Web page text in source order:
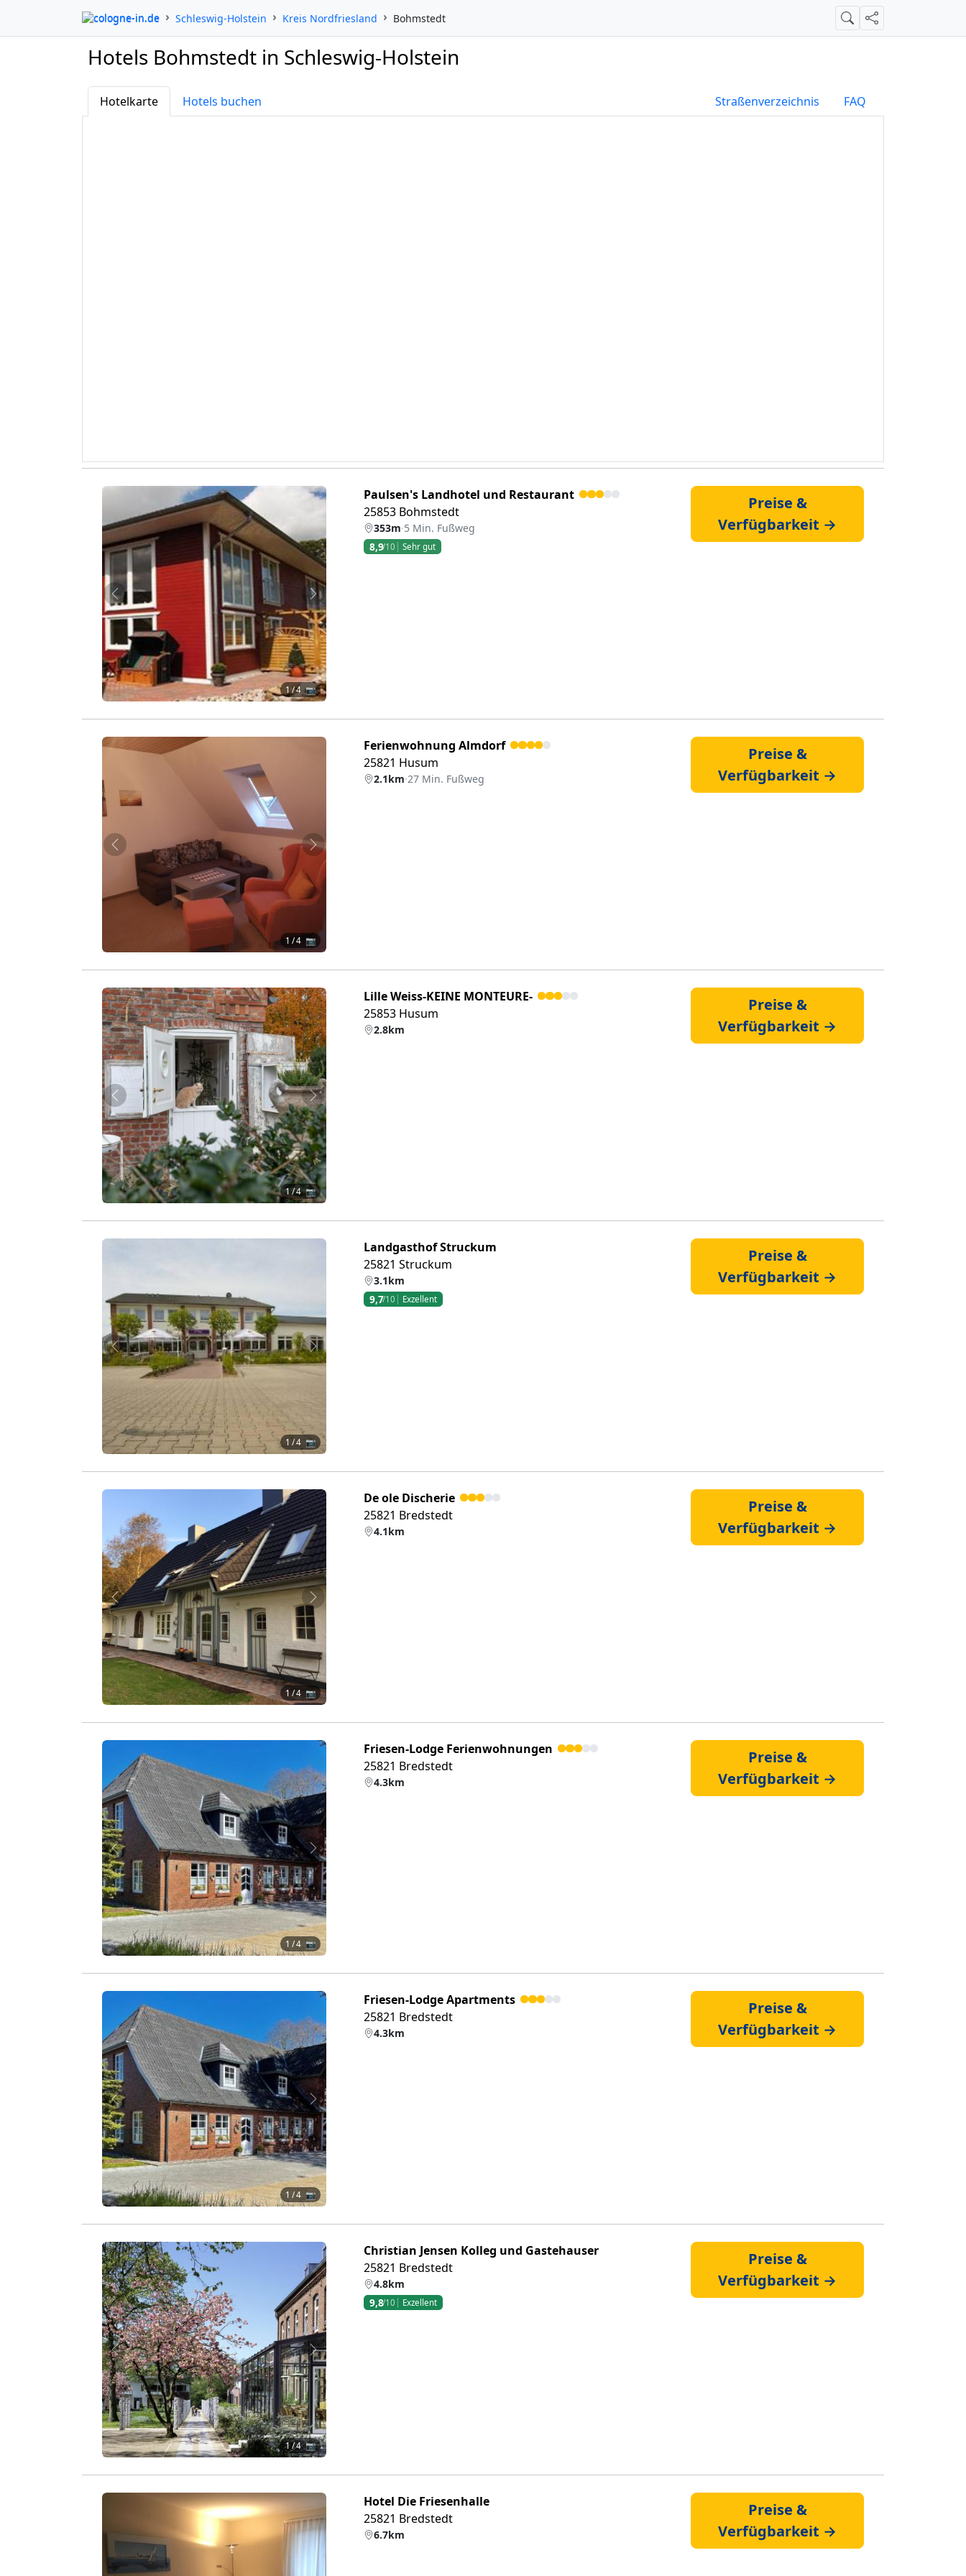
cologne-in.de Schleswig-Holstein Kreis Nordfriesland Bohmstedt SucheTeilen
Hotels Bohmstedt in Schleswig-Holstein
Hotelkarte Hotels buchen Straßenverzeichnis FAQ
Zurück Weiter
1/ 4 📷
Paulsen's Landhotel und Restaurant
25853 Bohmstedt
353m·5 Min. Fußweg
8,9/10 Sehr gut
Preise &
Verfügbarkeit →
Zurück Weiter
1 / 4 📷
Ferienwohnung Almdorf
25821 Husum
2.1km·27 Min. Fußweg
Preise &
Verfügbarkeit →
Zurück Weiter
1 / 4 📷
Lille Weiss-KEINE MONTEURE-
25853 Husum
2.8km
Preise &
Verfügbarkeit →
Zurück Weiter
1 / 4 📷
Landgasthof Struckum
25821 Struckum
3.1km
9,7/10 Exzellent
Preise &
Verfügbarkeit →
Zurück Weiter
1/ 4 📷
De ole Discherie
25821 Bredstedt
4.1km
Preise &
Verfügbarkeit →
Zurück Weiter
1 / 4 📷
Friesen-Lodge Ferienwohnungen
25821 Bredstedt
4.3km
Preise &
Verfügbarkeit →
Zurück Weiter
1 / 4 📷
Friesen-Lodge Apartments
25821 Bredstedt
4.3km
Preise &
Verfügbarkeit →
Zurück Weiter
1/ 4 📷
Christian Jensen Kolleg und Gastehauser
25821 Bredstedt
4.8km
9,8/10 Exzellent
Preise &
Verfügbarkeit →
Hotel Die Friesenhalle
25821 Bredstedt
6.7km
Preise &
Verfügbarkeit →